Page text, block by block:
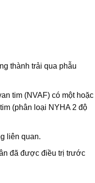
thành trải qua phẫu
tim (NVAF) có một hoặc
(phân loại NYHA 2 độ
liên quan.
đã được điều trị trước